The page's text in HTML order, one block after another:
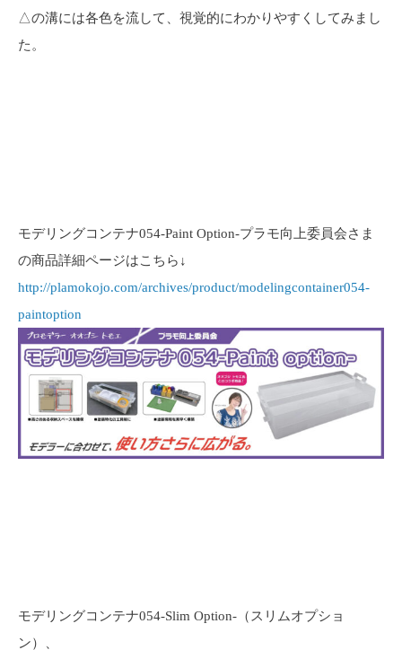
△の溝には各色を流して、視覚的にわかりやすくしてみまし
た。
モデリングコンテナ054-Paint Option-プラモ向上委員会さま
の商品詳細ページはこちら↓
http://plamokojo.com/archives/product/modelingcontainer054-
paintoption
モデリングコンテナ054-Slim Option-（スリムオプショ
ン）、